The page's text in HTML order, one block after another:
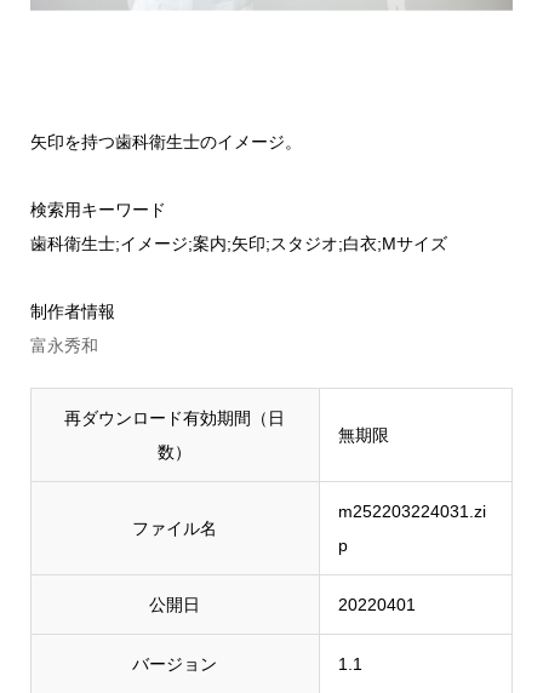
矢印を持つ歯科衛生士のイメージ。
検索用キーワード
歯科衛生士;イメージ;案内;矢印;スタジオ;白衣;Mサイズ
制作者情報
富永秀和
再ダウンロード有効期間（日
数）
無期限
ファイル名
m252203224031.zi
p
公開日 20220401
バージョン 1.1